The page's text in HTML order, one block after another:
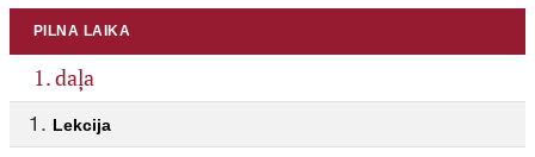
PILNA LAIKA
1. daļa
Lekcija